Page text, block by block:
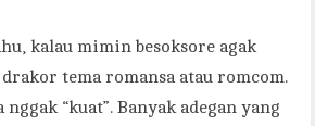
kalau mimin besoksore agak
tema romansa atau romcom.
“kuat”. Banyak adegan yang